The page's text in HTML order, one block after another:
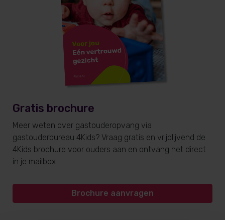
Gratis brochure
Meer weten over gastouderopvang via
gastouderbureau 4Kids? Vraag gratis en vrijblijvend de
4Kids brochure voor ouders aan en ontvang het direct
in je mailbox.
Brochure aanvragen